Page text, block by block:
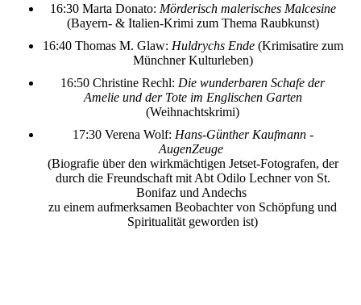
16:30 Marta Donato: Mörderisch malerisches Malcesine
(Bayern- & Italien-Krimi zum Thema Raubkunst)
16:40 Thomas M. Glaw: Huldrychs Ende(Krimisatire zum
Münchner Kulturleben)
16:50 Christine Rechl: Die wunderbaren Schafe der
Amelie und der Tote im Englischen Garten
(Weihnachtskrimi)
17:30 Verena Wolf: Hans-Günther Kaufmann -
AugenZeuge
(Biografie über den wirkmächtigen Jetset-Fotografen, der
durch die Freundschaft mit Abt Odilo Lechner von St.
Bonifaz und Andechs
zu einem aufmerksamen Beobachter von Schöpfung und
Spiritualität geworden ist)